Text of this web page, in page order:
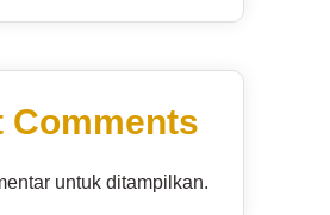
Comments
untuk ditampilkan.